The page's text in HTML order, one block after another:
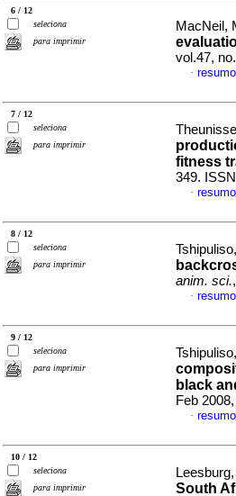
6 / 12
seleciona
para imprimir
MacNeil,
vol.47,
·
7 / 12
seleciona
para imprimir
fitness
349.
·
8 / 12
seleciona
para imprimir
anim. sci.
·
9 / 12
seleciona
para imprimir
black
Feb
·
10 / 12
seleciona
para imprimir
South